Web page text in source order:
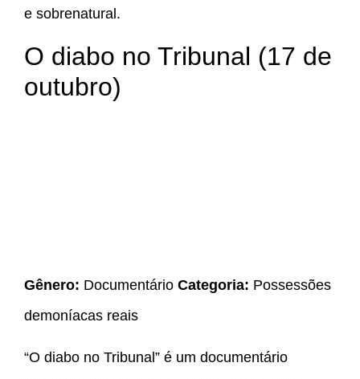
e sobrenatural.
O diabo no Tribunal (17 de
outubro)
Gênero: Documentário Categoria: Possessões
demoníacas reais
“O diabo no Tribunal” é um documentário